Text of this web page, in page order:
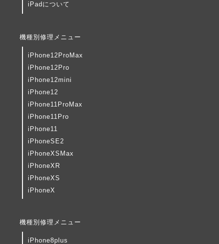
iPadについて
機種別修理メニュー
iPhone12ProMax
iPhone12Pro
iPhone12mini
iPhone12
iPhone11ProMax
iPhone11Pro
iPhone11
iPhoneSE2
iPhoneXSMax
iPhoneXR
iPhoneXS
iPhoneX
機種別修理メニュー
iPhone8plus